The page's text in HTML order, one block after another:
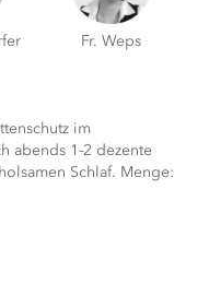
Fr. Weps
im
abends 1-2 dezente
Schlaf. Menge: